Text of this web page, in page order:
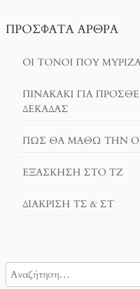
ΠΡΌΣΦΑΤΑ ΆΡΘΡΑ
ΟΙ ΤΌΝΟΙ ΠΟΥ
ΠΙΝΑΚΆΚΙ ΓΙΑ
ΔΕΚΆΔΑΣ
ΠΏΣ ΘΑ ΜΆΘΩ ΤΗΝ
ΕΞΆΣΚΗΣΗ ΣΤΟ ΤΖ
ΔΙΆΚΡΙΣΗ ΤΣ & ΣΤ